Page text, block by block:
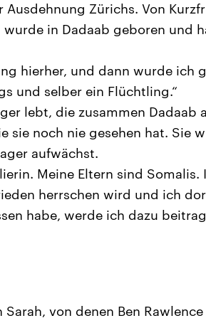
Zürichs. Von
wurde in Dadaab geboren und
hierher, und dann wurde ich
und selber ein Flüchtling.“
lebt, die zusammen Dadaab
sie noch nie gesehen hat. Sie
aufwächst.
Meine Eltern sind
herrschen wird und ich
habe, werde ich dazu
von denen Ben